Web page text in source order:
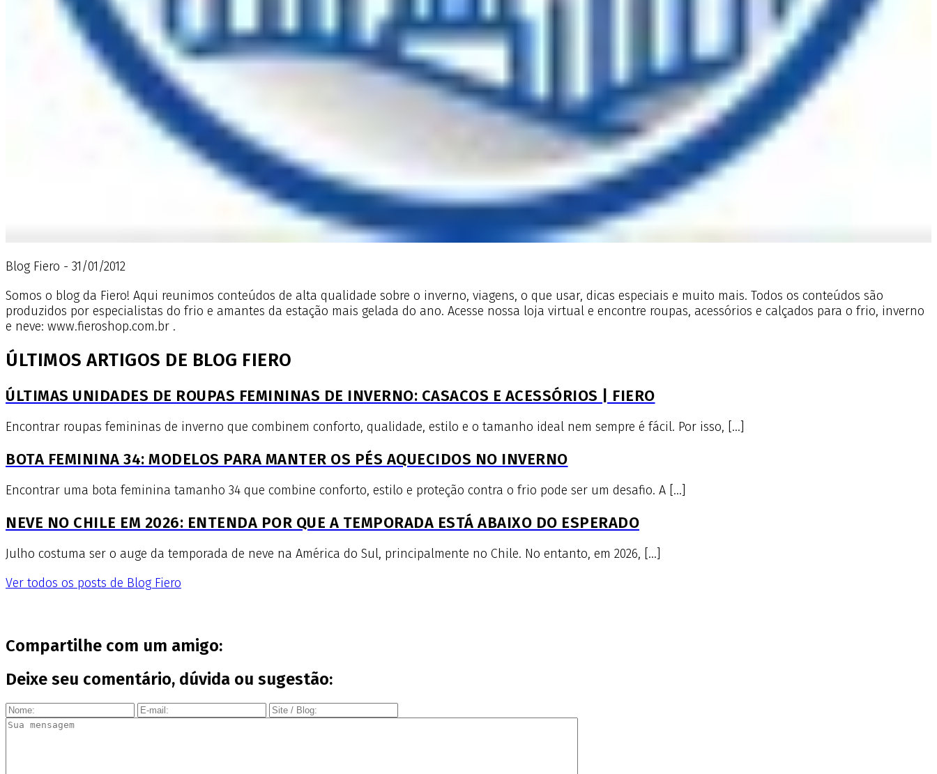
Blog Fiero - 31/01/2012
Somos o blog da Fiero! Aqui reunimos conteúdos de alta qualidade sobre o inverno, viagens, o que usar, dicas especiais e muito mais. Todos os conteúdos são
produzidos por especialistas do frio e amantes da estação mais gelada do ano. Acesse nossa loja virtual e encontre roupas, acessórios e calçados para o frio, inverno
e neve: www.fieroshop.com.br .
ÚLTIMOS ARTIGOS DE BLOG FIERO
ÚLTIMAS UNIDADES DE ROUPAS FEMININAS DE INVERNO: CASACOS E ACESSÓRIOS | FIERO
Encontrar roupas femininas de inverno que combinem conforto, qualidade, estilo e o tamanho ideal nem sempre é fácil. Por isso, […]
BOTA FEMININA 34: MODELOS PARA MANTER OS PÉS AQUECIDOS NO INVERNO
Encontrar uma bota feminina tamanho 34 que combine conforto, estilo e proteção contra o frio pode ser um desafio. A […]
NEVE NO CHILE EM 2026: ENTENDA POR QUE A TEMPORADA ESTÁ ABAIXO DO ESPERADO
Julho costuma ser o auge da temporada de neve na América do Sul, principalmente no Chile. No entanto, em 2026, […]
Ver todos os posts de Blog Fiero
Compartilhe com um amigo:
Deixe seu comentário, dúvida ou sugestão: